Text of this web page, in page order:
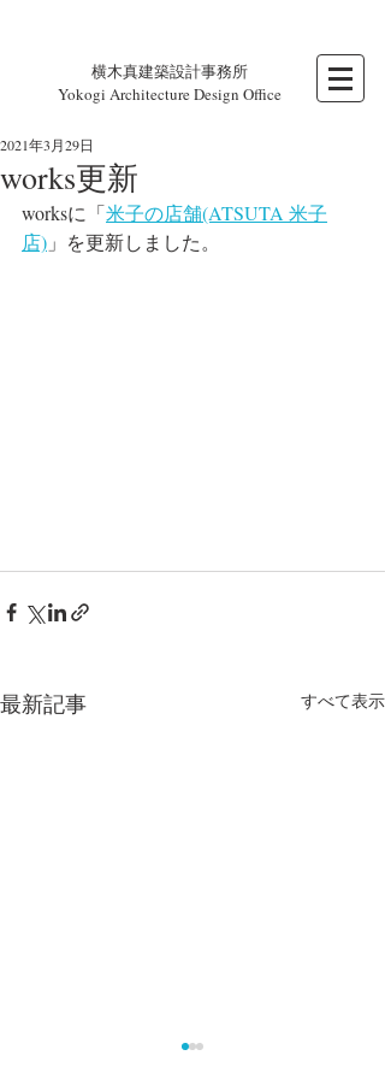
横木真建築設計事務所
Yokogi Architecture Design Office
works更新
2021年3月29日
worksに「米子の店舗(ATSUTA 米子
店) 」を更新しました。
最新記事 すべて表示